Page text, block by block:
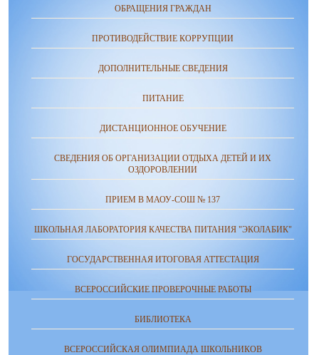
ОБРАЩЕНИЯ ГРАЖДАН
ПРОТИВОДЕЙСТВИЕ КОРРУПЦИИ
ДОПОЛНИТЕЛЬНЫЕ СВЕДЕНИЯ
ПИТАНИЕ
ДИСТАНЦИОННОЕ ОБУЧЕНИЕ
СВЕДЕНИЯ ОБ ОРГАНИЗАЦИИ ОТДЫХА ДЕТЕЙ И ИХ
ОЗДОРОВЛЕНИИ
ПРИЕМ В МАОУ-СОШ № 137
ШКОЛЬНАЯ ЛАБОРАТОРИЯ КАЧЕСТВА ПИТАНИЯ "ЭКОЛАБИК"
ГОСУДАРСТВЕННАЯ ИТОГОВАЯ АТТЕСТАЦИЯ
ВСЕРОССИЙСКИЕ ПРОВЕРОЧНЫЕ РАБОТЫ
БИБЛИОТЕКА
ВСЕРОССИЙСКАЯ ОЛИМПИАДА ШКОЛЬНИКОВ